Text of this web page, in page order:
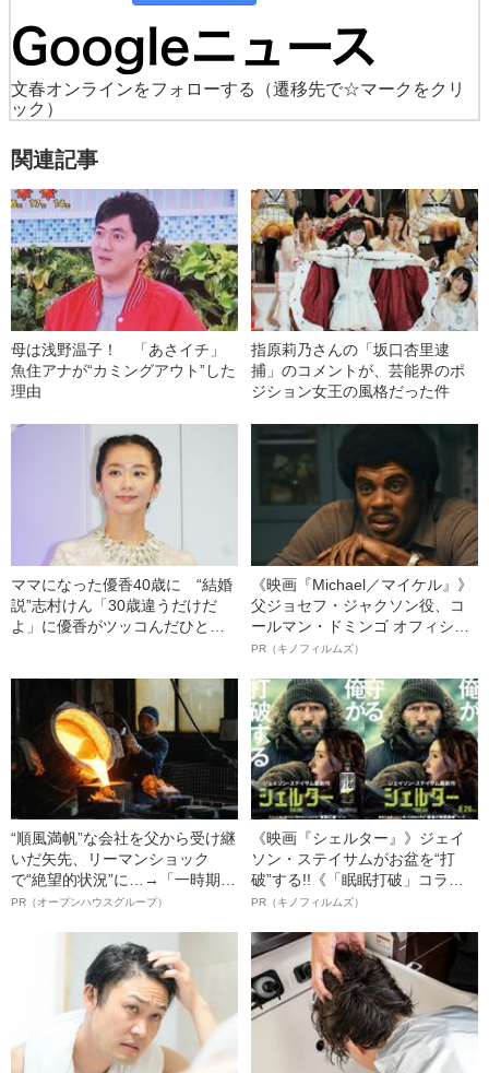
文春オンラインをフォローする
（遷移先で☆マークをクリ
ック）
関連記事
母は浅野温子！ 「あさイチ」
魚住アナが“カミングアウト”した
理由
指原莉乃さんの「坂口杏里逮
捕」のコメントが、芸能界のポ
ジション女王の風格だった件
ママになった優香40歳に “結婚
説”志村けん「30歳違うだけだ
よ」に優香がツッコんだひと言
《映画『Michael／マイケル』》
父ジョセフ・ジャクソン役、コ
ールマン・ドミンゴ オフィシャ
ルインタビュー“観客を魅了した
語る”《日本興収70億円突破》
PR（キノフィルムズ）
“順風満帆”な会社を父から受け継
いだ矢先、リーマンショック
で“絶望的状況”に…→「一時期は
納品3年待ち」のヒット商品を生
明かす、“逆転の戦術”
PR（オープンハウスグループ）
《映画『シェルター』》ジェイ
ソン・ステイサムがお盆を“打
破”する!!《「眠眠打破」コラ
ボ》
PR（キノフィルムズ）